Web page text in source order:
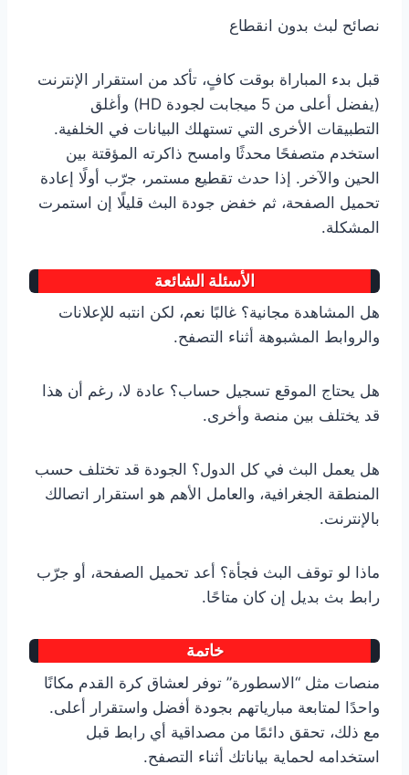
نصائح لبث بدون انقطاع
قبل بدء المباراة بوقت كافٍ، تأكد من استقرار الإنترنت
(يفضل أعلى من 5 ميجابت لجودة HD) وأغلق
التطبيقات الأخرى التي تستهلك البيانات في الخلفية.
استخدم متصفحًا محدثًا وامسح ذاكرته المؤقتة بين
الحين والآخر. إذا حدث تقطيع مستمر، جرّب أولًا إعادة
تحميل الصفحة، ثم خفض جودة البث قليلًا إن استمرت
المشكلة.
الأسئلة الشائعة
هل المشاهدة مجانية؟ غالبًا نعم، لكن انتبه للإعلانات
والروابط المشبوهة أثناء التصفح.
هل يحتاج الموقع تسجيل حساب؟ عادة لا، رغم أن هذا
قد يختلف بين منصة وأخرى.
هل يعمل البث في كل الدول؟ الجودة قد تختلف حسب
المنطقة الجغرافية، والعامل الأهم هو استقرار اتصالك
بالإنترنت.
ماذا لو توقف البث فجأة؟ أعد تحميل الصفحة، أو جرّب
رابط بث بديل إن كان متاحًا.
خاتمة
منصات مثل “الاسطورة” توفر لعشاق كرة القدم مكانًا
واحدًا لمتابعة مبارياتهم بجودة أفضل واستقرار أعلى.
مع ذلك، تحقق دائمًا من مصداقية أي رابط قبل
استخدامه لحماية بياناتك أثناء التصفح.